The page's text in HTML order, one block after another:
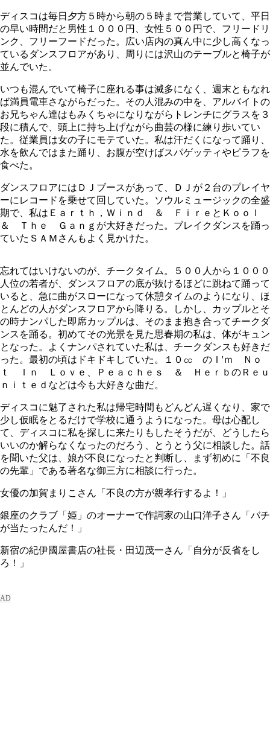
ディスコは毎日夕方５時から朝の５時まで営業していて、平日
の早い時間だと男性１０００円、女性５００円で、フリードリ
ンク、フリーフードだった。広い店内の真ん中に少し高くなっ
ているダンスフロアがあり、周りには沢山のテーブルと椅子が
並んでいた。
いつも混んでいて椅子に座れる事は滅多になく、週末ともなれ
ば満員電車さながらだった。その人混みの中を、アルバイトの
お兄ちゃん達はもみくちゃになりながらトレンチにグラスを３
段に積んで、頭上に持ち上げながら曲芸の様に練り歩いてい
た。従業員は女の子にモテていた。私は汗だくになって踊り、
水を飲んではまた踊り、お腹が空けばスパゲッティやピラフを
食べた。
ダンスフロアにはＤＪブースがあって、ＤＪが２台のプレイヤ
ーにレコードを乗せて回していた。ソウルミュージックの全盛
期で、私はＥａｒｔｈ，Ｗｉｎｄ ＆ ＦｉｒｅとＫｏｏｌ
＆ Ｔｈｅ Ｇａｎｇが大好きだった。ブレイクダンスを踊っ
ていたＳＡＭさんもよく見かけた。
忘れてはいけないのが、チークタイム。５００人から１０００
人位の若者が、ダンスフロアの底が抜けるほどに跳ねて踊って
いると、急に曲がスローになって休憩タイムのようになり、ほ
とんどの人がダンスフロアから降りる。しかし、カップルとそ
の時ナンパした即席カップルは、そのまま抱き合ってチークダ
ンスを踊る。初めてその光景を見た思春期の私は、体がキュン
となった。よくナンパされていた私は、チークダンスも好きだ
った。最初の頃はドキドキしていた。１０㏄ のＩ'ｍ Ｎｏ
ｔ Ｉｎ Ｌｏｖｅ、Ｐｅａｃｈｅｓ ＆ ＨｅｒｂのＲｅｕ
ｎｉｔｅｄなどは今も大好きな曲だ。
ディスコに魅了された私は帰宅時間もどんどん遅くなり、家で
少し仮眠をとるだけで学校に通うようになった。母は心配し
て、ディスコに私を探しに来たりもしたそうだが、どうしたら
いいのか解らなくなったのだろう、とうとう父に相談した。話
を聞いた父は、娘が不良になったと判断し、まず初めに「不良
の先輩」である著名な御三方に相談に行った。
女優の加賀まりこさん「不良の方が親孝行するよ！」
銀座のクラブ「姫」のオーナーで作詞家の山口洋子さん「バチ
が当たったんだ！」
新宿の紀伊國屋書店の社長・田辺茂一さん「自分が反省をし
ろ！」